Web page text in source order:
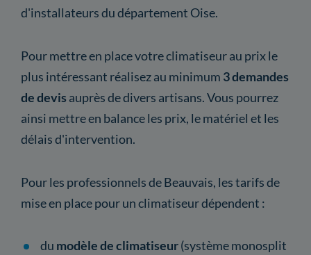
d'installateurs du département Oise.
Pour mettre en place votre climatiseur au prix le
plus intéressant réalisez au minimum 3 demandes
de devis auprès de divers artisans. Vous pourrez
ainsi mettre en balance les prix, le matériel et les
délais d'intervention.
Pour les professionnels de Beauvais, les tarifs de
mise en place pour un climatiseur dépendent :
du modèle de climatiseur(système monosplit